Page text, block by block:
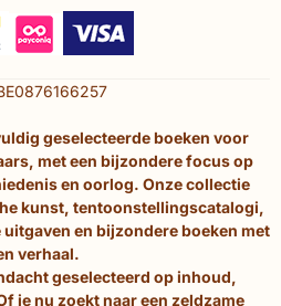
geselecteerde boeken voor
met een bijzondere focus op
en oorlog. Onze collectie
kunst, tentoonstellingscatalogi,
en bijzondere boeken met
verhaal.
geselecteerd op inhoud,
je nu zoekt naar een zeldzame